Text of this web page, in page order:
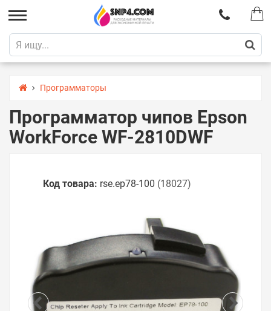
Программаторы
Программатор чипов Epson
WorkForce WF-2810DWF
Код товара: rse.ep78-100 (18027)